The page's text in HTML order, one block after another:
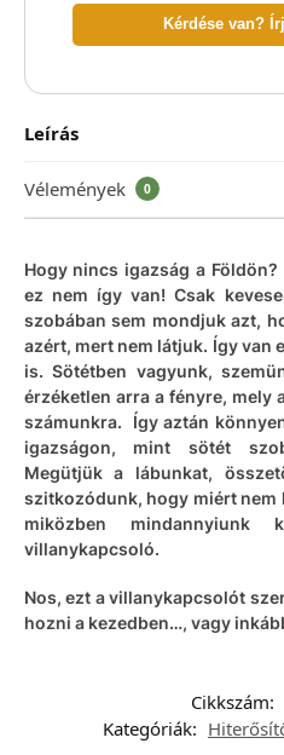
Kérdése van?
Leírás
Vélemények 0
Hogy nincs igazság a
ez nem így van! Csak
szobában sem mondjuk azt,
azért, mert nem látjuk. Így van
is. Sötétben vagyunk,
érzéketlen arra a fényre, mely
számunkra. Így aztán
igazságon, mint sötét
Megütjük a lábunkat,
szitkozódunk, hogy miért nem
miközben
villanykapcsoló.
Nos, ezt a villanykapcsolót
hozni a kezedben…, vagy
Cikkszám:
Kategóriák: